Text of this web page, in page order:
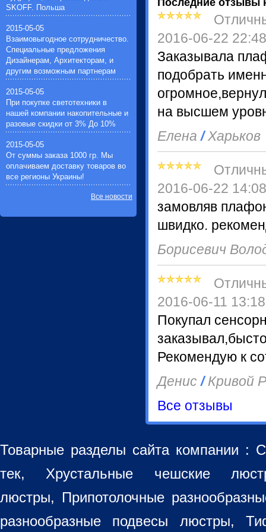
Последние отзывы
2016-06-22 22:48
Заказывала
подобрать
на высшем
Елена/Харьков
2016-06-22 14:08
замовляв
швидко.
Борисевич
2016-06-11 13:18
Покупал
Рекомендую к
Денис/Кривой
Все отзывы
устройства(1)
ламп(1)
SKOFF. Польша
2015-05-05
Взаимовыгодное сотрудничество.
Специальные предложения
Дизайнерам, Архитекторам, и
другим возможным партнерам
2015-05-05
При покупке светотехники в
нашей компании накопительные и
разовые скидки от 3% До 10%
2015-05-05
От суммы заказа 1000 гр. Мы
оплачиваем доставку товаров во
все регионы Украины!
Все новости
Товарные разделы сайта компании :
тек, Хрустальные чешские
люстры, Припотолочные
разнообразные подвесы люстры,